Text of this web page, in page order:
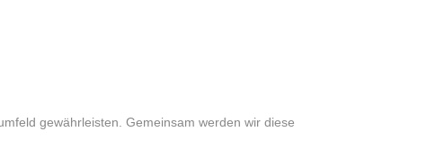
gewährleisten. Gemeinsam werden wir diese